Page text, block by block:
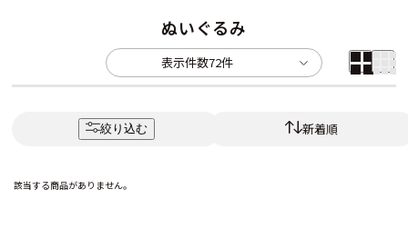
ぬいぐるみ
表示件数72件
絞り込む 新着順
該当する商品がありません。